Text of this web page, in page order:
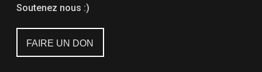
Soutenez nous :)
FAIRE UN DON